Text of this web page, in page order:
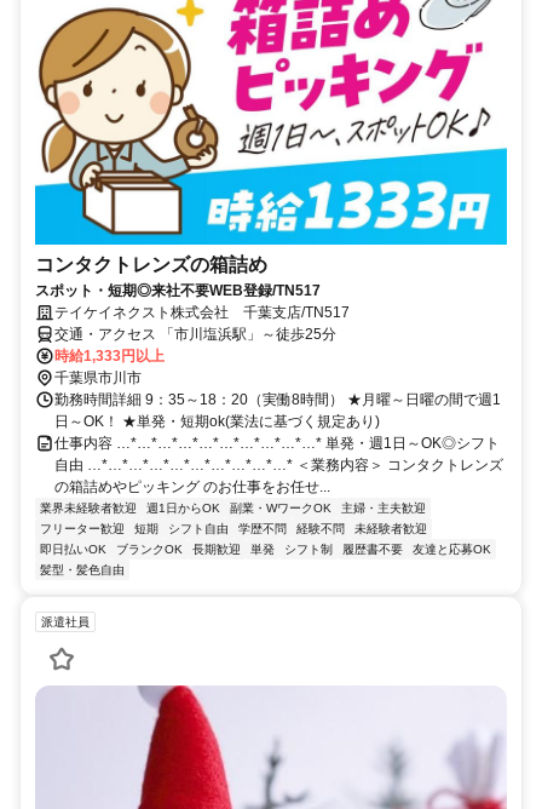
コンタクトレンズの箱詰め
スポット・短期◎来社不要WEB登録/TN517
テイケイネクスト株式会社 千葉支店/TN517
交通・アクセス 「市川塩浜駅」～徒歩25分
時給1,333円以上
千葉県市川市
勤務時間詳細 9：35～18：20（実働8時間） ★月曜～日曜の間で週1
日～OK！ ★単発・短期ok(業法に基づく規定あり)
仕事内容 …*…*…*…*…*…*…*…*…*…* 単発・週1日～OK◎シフト
自由 …*…*…*…*…*…*…*…*…*…* ＜業務内容＞ コンタクトレンズ
の箱詰めやピッキング のお仕事をお任せ...
業界未経験者歓迎 週1日からOK 副業・WワークOK
主婦・主夫歓迎
フリーター歓迎
短期 シフト自由 学歴不問 経験不問
未経験者歓迎
即日払いOK
ブランクOK 長期歓迎 単発 シフト制 履歴書不要
友達と応募OK
髪型・髪色自由
派遣社員